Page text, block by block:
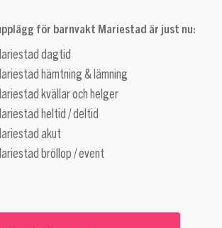
för barnvakt Mariestad är just nu:
dagtid
hämtning & lämning
kvällar och helger
heltid / deltid
akut
bröllop / event